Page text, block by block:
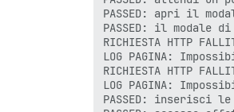
PASSED: apri il
PASSED: il modale
RICHIESTA HTTP
LOG PAGINA:
RICHIESTA HTTP
LOG PAGINA:
PASSED: inserisci